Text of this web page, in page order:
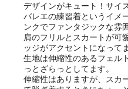
デザインがキュート！サイ
バレエの練習着というイメ
ンクでファンタジックな雰
肩のフリルとスカートが可
ッジがアクセントになって
生地は伸縮性のあるフェル
っとざらっとしてます。
伸縮性はありますが、スカ